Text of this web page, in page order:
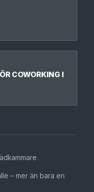
COWORKING I
– mer än bara en